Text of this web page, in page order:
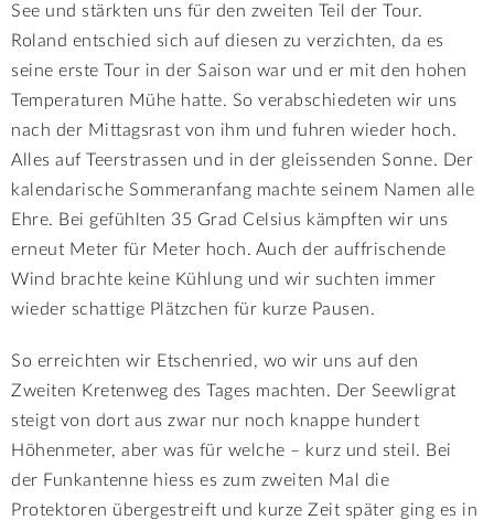
See und stärkten uns für den zweiten Teil der Tour.
Roland entschied sich auf diesen zu verzichten, da es
seine erste Tour in der Saison war und er mit den hohen
Temperaturen Mühe hatte. So verabschiedeten wir uns
nach der Mittagsrast von ihm und fuhren wieder hoch.
Alles auf Teerstrassen und in der gleissenden Sonne. Der
kalendarische Sommeranfang machte seinem Namen alle
Ehre. Bei gefühlten 35 Grad Celsius kämpften wir uns
erneut Meter für Meter hoch. Auch der auffrischende
Wind brachte keine Kühlung und wir suchten immer
wieder schattige Plätzchen für kurze Pausen.
So erreichten wir Etschenried, wo wir uns auf den
Zweiten Kretenweg des Tages machten. Der Seewligrat
steigt von dort aus zwar nur noch knappe hundert
Höhenmeter, aber was für welche – kurz und steil. Bei
der Funkantenne hiess es zum zweiten Mal die
Protektoren übergestreift und kurze Zeit später ging es in